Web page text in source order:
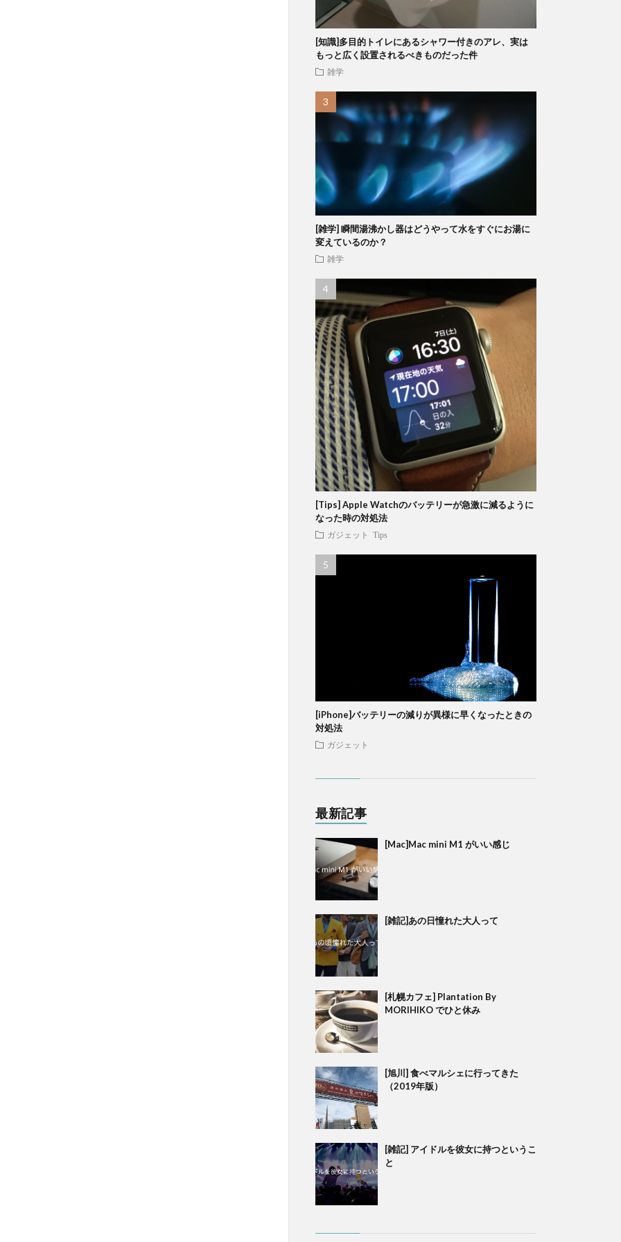
[知識]多目的トイレにあるシャワー付きのアレ、実は
もっと広く設置されるべきものだった件
雑学
[雑学] 瞬間湯沸かし器はどうやって水をすぐにお湯に
変えているのか？
雑学
[Tips] Apple Watchのバッテリーが急激に減るように
なった時の対処法
ガジェット Tips
[iPhone]バッテリーの減りが異様に早くなったときの
対処法
ガジェット
最新記事
[Mac]Mac mini M1 がいい感じ
[雑記]あの日憧れた大人って
[札幌カフェ] Plantation By
MORIHIKO でひと休み
[旭川] 食べマルシェに行ってきた
（2019年版）
[雑記] アイドルを彼女に持つというこ
と